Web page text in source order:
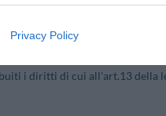
Privacy Policy
necessario per evadere la
personali del mittente è
in ogni caso della Legge
i diritti di cui all'art.13 della